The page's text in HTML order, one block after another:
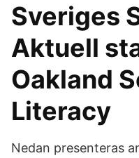
Sveriges
Aktuell
Oakland
Literacy
Nedan presenteras